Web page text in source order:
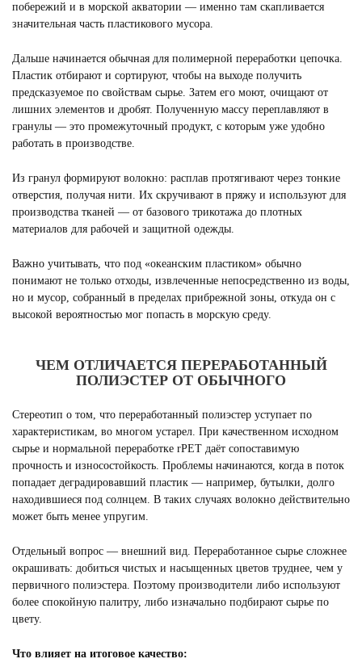
побережий и в морской акватории — именно там скапливается
значительная часть пластикового мусора.
Дальше начинается обычная для полимерной переработки цепочка.
Пластик отбирают и сортируют, чтобы на выходе получить
предсказуемое по свойствам сырье. Затем его моют, очищают от
лишних элементов и дробят. Полученную массу переплавляют в
гранулы — это промежуточный продукт, с которым уже удобно
работать в производстве.
Из гранул формируют волокно: расплав протягивают через тонкие
отверстия, получая нити. Их скручивают в пряжу и используют для
производства тканей — от базового трикотажа до плотных
материалов для рабочей и защитной одежды.
Важно учитывать, что под «океанским пластиком» обычно
понимают не только отходы, извлеченные непосредственно из воды,
но и мусор, собранный в пределах прибрежной зоны, откуда он с
высокой вероятностью мог попасть в морскую среду.
ЧЕМ ОТЛИЧАЕТСЯ ПЕРЕРАБОТАННЫЙ
ПОЛИЭСТЕР ОТ ОБЫЧНОГО
Стереотип о том, что переработанный полиэстер уступает по
характеристикам, во многом устарел. При качественном исходном
сырье и нормальной переработке rPET даёт сопоставимую
прочность и износостойкость. Проблемы начинаются, когда в поток
попадает деградировавший пластик — например, бутылки, долго
находившиеся под солнцем. В таких случаях волокно действительно
может быть менее упругим.
Отдельный вопрос — внешний вид. Переработанное сырье сложнее
окрашивать: добиться чистых и насыщенных цветов труднее, чем у
первичного полиэстера. Поэтому производители либо используют
более спокойную палитру, либо изначально подбирают сырье по
цвету.
Что влияет на итоговое качество: